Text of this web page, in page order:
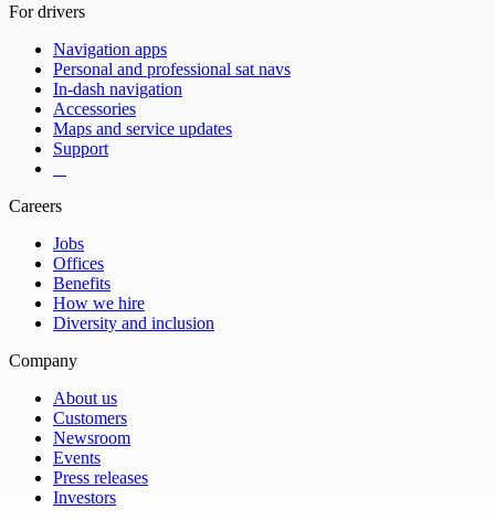
For drivers
Navigation apps
Personal and professional sat navs
In-dash navigation
Accessories
Maps and service updates
Support
Careers
Jobs
Offices
Benefits
How we hire
Diversity and inclusion
Company
About us
Customers
Newsroom
Events
Press releases
Investors